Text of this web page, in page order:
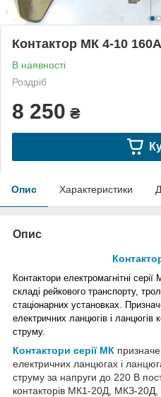
Контактор МК 4-10
В наявності
Роздріб
8 250 ₴
Опис Характеристики
Опис
Контактори електромагнітні серії
складі рейкового транспорту,
стаціонарних установках.
електричних ланцюгів і ланцюгів
струму.
Контактори серії МК
електричних ланцюгах і
струму за напруги до 220 В
контакторів МК1-20Д, МКЗ-